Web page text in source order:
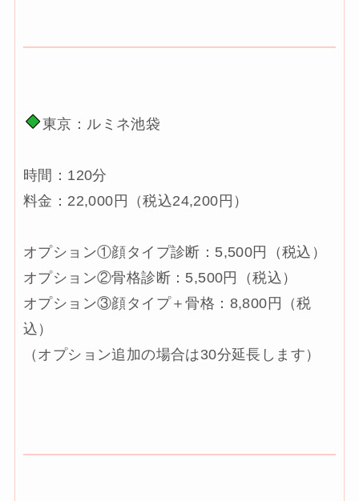
東京：ルミネ池袋
時間：120分
料金：22,000円（税込24,200円）
オプション①顔タイプ診断：5,500円（税込）
オプション②骨格診断：5,500円（税込）
オプション③顔タイプ＋骨格：8,800円（税
込）
（オプション追加の場合は30分延長します）